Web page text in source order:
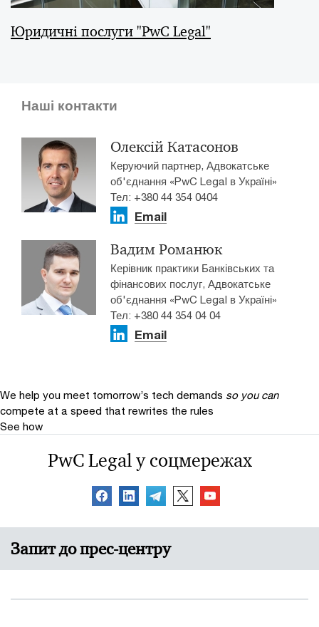
Юридичні послуги "PwC Legal"
Наші контакти
Олексій Катасонов
Керуючий партнер, Адвокатське
об'єднання «PwC Legal в Україні»
Тел: +380 44 354 0404
Email
Вадим Романюк
Керівник практики Банківських та
фінансових послуг, Адвокатське
об'єднання «PwC Legal в Україні»
Тел: +380 44 354 04 04
Email
We help you meet tomorrow’s tech demands so you can
compete at a speed that rewrites the rules
See how
PwC Legal у соцмережах
Запит до прес-центру